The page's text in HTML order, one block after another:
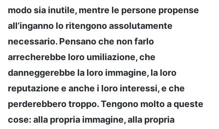
modo sia inutile, mentre le persone propense
all’inganno lo ritengono assolutamente
necessario. Pensano che non farlo
arrecherebbe loro umiliazione, che
danneggerebbe la loro immagine, la loro
reputazione e anche i loro interessi, e che
perderebbero troppo. Tengono molto a queste
cose: alla propria immagine, alla propria